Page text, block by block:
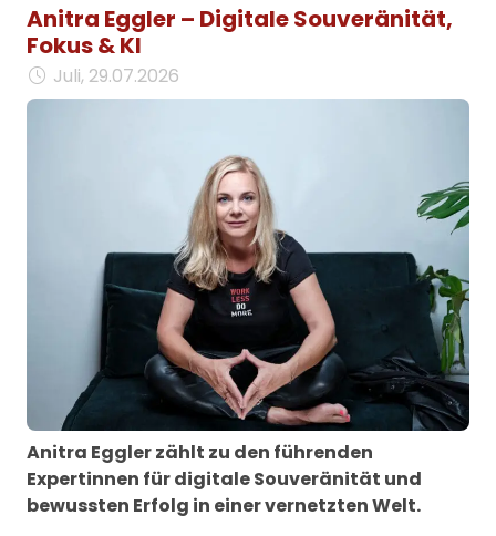
Anitra Eggler – Digitale Souveränität,
Fokus & KI
Juli, 29.07.2026
Anitra Eggler zählt zu den führenden
Expertinnen für digitale Souveränität und
bewussten Erfolg in einer vernetzten Welt.